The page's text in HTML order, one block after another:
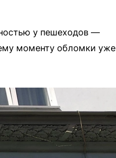
у пешеходов —
моменту обломки уже